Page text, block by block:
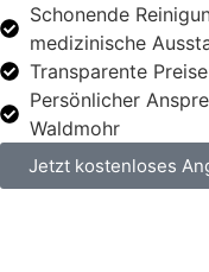
Schonende
medizinische
Transparente
Persönlicher
Waldmohr
Jetzt kostenloses